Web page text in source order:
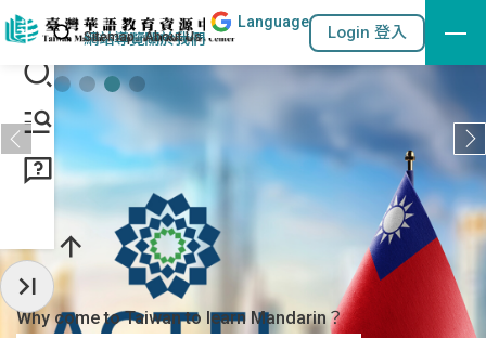
跳到主要內容區塊
::: 站內搜尋
網站導覽關於我們
Language
Login 登入
:::
Why come to Taiwan to learn Mandarin？
收起常用服務